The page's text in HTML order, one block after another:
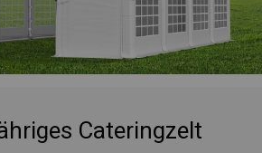
Cateringzelt